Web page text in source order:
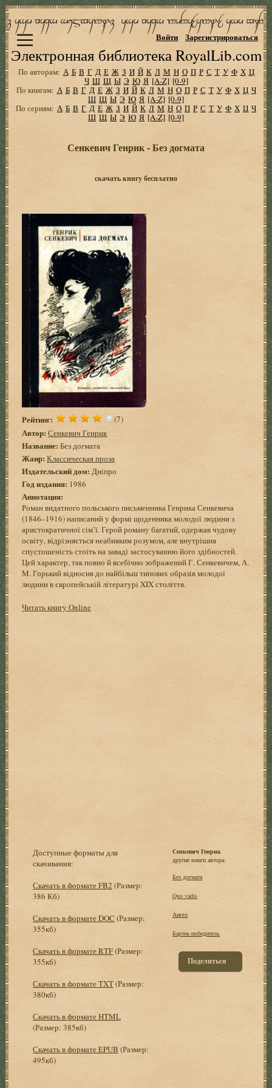
Электронная библиотека RoyalLib.com
Войти Зарегистрироваться
По авторам: А Б В Г Д Е Ж З И Й К Л М Н О П Р С Т У Ф Х Ц
Ч Ш Щ Ы Э Ю Я [A-Z] [0-9]
По книгам: А Б В Г Д Е Ж З И Й К Л М Н О П Р С Т У Ф Х Ц Ч
Ш Щ Ы Э Ю Я [A-Z] [0-9]
По сериям: А Б В Г Д Е Ж З И Й К Л М Н О П Р С Т У Ф Х Ц Ч
Ш Щ Ы Э Ю Я [A-Z] [0-9]
Сенкевич Генрик - Без догмата
скачать книгу бесплатно
Рейтинг: (7)
Автор: Сенкевич Генрик
Название: Без догмата
Жанр: Классическая проза
Издательский дом: Дніпро
Год издания: 1986
Аннотация:
Роман видатного польського письменника Генрика Сенкевича
(1846–1916) написаний у формі щоденника молодої людини з
аристократичної сім’ї. Герой роману багатий, одержав чудову
освіту, відрізняється неабияким розумом, але внутрішня
спустошеність стоїть на заваді застосуванню його здібностей.
Цей характер, так повно й всебічно зображений Г. Сенкевичем, А.
М. Горький відносив до найбільш типових образів молодої
людини в європейській літературі XIX століття.
Читать книгу Online
Доступные форматы для
скачивания:
Скачать в формате FB2 (Размер:
386 Кб)
Скачать в формате DOC (Размер:
355кб)
Скачать в формате RTF(Размер:
355кб)
Скачать в формате TXT(Размер:
380кб)
Скачать в формате HTML
(Размер: 385кб)
Скачать в формате EPUB (Размер:
495кб)
Сенкевич Генрик
другие книги автора:
Без догмата
Quo vadis
Ангел
Бартек-победитель
Поделиться